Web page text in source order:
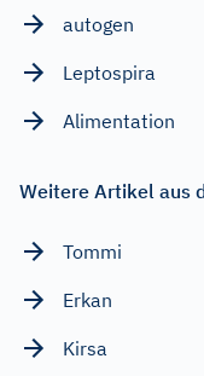
autogen
Leptospira
Alimentation
Weitere Artikel aus
Tommi
Erkan
Kirsa